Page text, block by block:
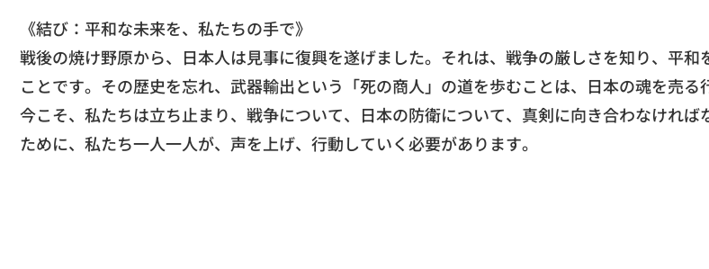
《結び：平和な未来を、私たちの手で》
​戦後の焼け野原から、日本人は見事に復興を遂げました。 それは、戦争の厳しさを知り、 平和
ことです。その歴史を忘れ、 武器輸出という「死の商人」の道を歩むことは、 日本の魂を売る
​今こそ、私たちは立ち止まり、戦争について、 日本の防衛について、真剣に向き合わなければ
ために、私たち一人一人が、声を上げ、 行動していく必要があります。